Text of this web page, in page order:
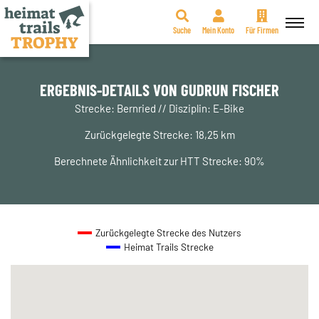
Zum
Suche Mein Konto Für Firmen
ERGEBNIS-DETAILS VON GUDRUN FISCHER
Strecke: Bernried // Disziplin: E-Bike
Zurückgelegte Strecke: 18,25 km
Berechnete Ähnlichkeit zur HTT Strecke: 90%
Zurückgelegte Strecke des Nutzers
Heimat Trails Strecke